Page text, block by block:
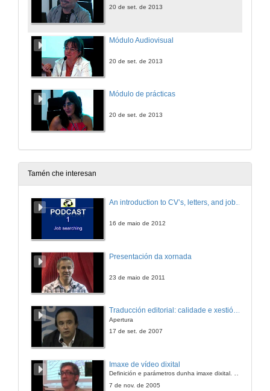
20 de set. de 2013
Módulo Audiovisual
20 de set. de 2013
Módulo de prácticas
20 de set. de 2013
Tamén che interesan
An introduction to CV’s, letters, and job searching
16 de maio de 2012
Presentación da xornada
23 de maio de 2011
Traducción editorial: calidade e xestión de proxectos
Apertura
17 de set. de 2007
Imaxe de vídeo dixital
Definición e parámetros dunha imaxe dixital. Resolución e Aspecto. Profundidade da cor. Compresión. Frame por segundo. Entrelazado. Campos, cadros
7 de nov. de 2005